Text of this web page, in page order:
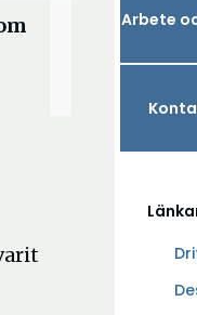
Arbete
Ö